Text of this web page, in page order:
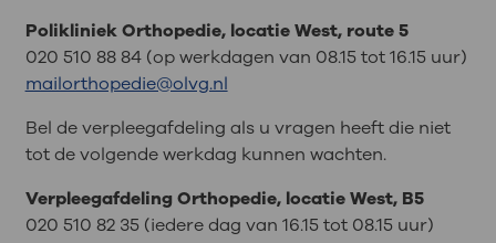
Polikliniek Orthopedie, locatie West, route 5
020 510 88 84 (op werkdagen van 08.15 tot 16.15 uur)
mailorthopedie@olvg.nl
Bel de verpleegafdeling als u vragen heeft die niet
tot de volgende werkdag kunnen wachten.
Verpleegafdeling Orthopedie, locatie West, B5
020 510 82 35 (iedere dag van 16.15 tot 08.15 uur)